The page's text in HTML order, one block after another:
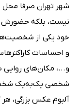
شهر تهران صرفا
نیست، بلکه حضورش
خود یکی از
و احساسات
و...، مکان‌های
شخصی یک‌به‌یک
آلبوم عکس بزرگی،